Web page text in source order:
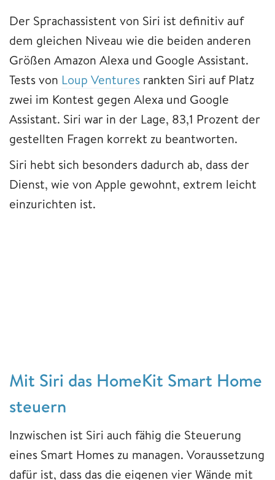
Der Sprachassistent von Siri ist definitiv auf
dem gleichen Niveau wie die beiden anderen
Größen Amazon Alexa und Google Assistant.
Tests von Loup Ventures rankten Siri auf Platz
zwei im Kontest gegen Alexa und Google
Assistant. Siri war in der Lage, 83,1 Prozent der
gestellten Fragen korrekt zu beantworten.
Siri hebt sich besonders dadurch ab, dass der
Dienst, wie von Apple gewohnt, extrem leicht
einzurichten ist.
Mit Siri das HomeKit Smart Home
steuern
Inzwischen ist Siri auch fähig die Steuerung
eines Smart Homes zu managen. Voraussetzung
dafür ist, dass das die eigenen vier Wände mit